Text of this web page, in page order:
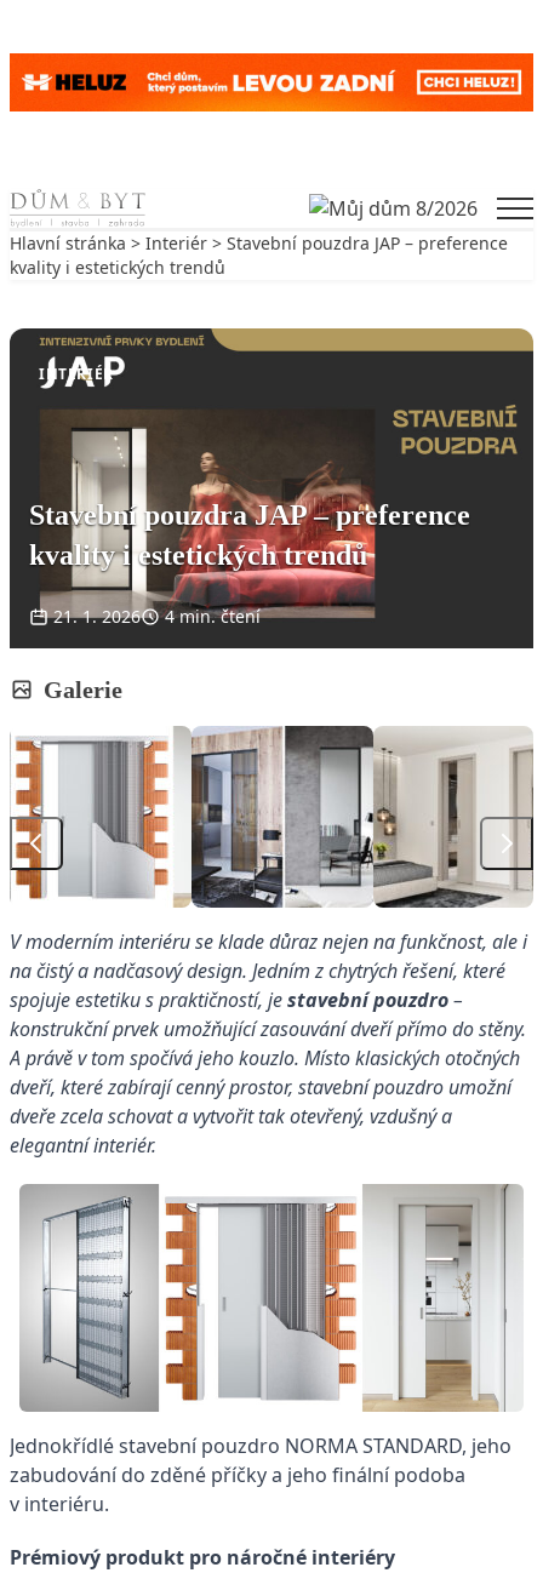
Skip to content
Hlavní stránka > Interiér > Stavební pouzdra JAP – preference
kvality i estetických trendů
INTERIÉR
Stavební pouzdra JAP – preference
kvality i estetických trendů
21. 1. 2026 4 min. čtení
Galerie
V moderním interiéru se klade důraz nejen na funkčnost, ale i
na čistý a nadčasový design. Jedním z chytrých řešení, které
spojuje estetiku s praktičností, jestavební pouzdro–
konstrukční prvek umožňující zasouvání dveří přímo do stěny.
A právě v tom spočívá jeho kouzlo. Místo klasických otočných
dveří, které zabírají cenný prostor, stavební pouzdro umožní
dveře zcela schovat a vytvořit tak otevřený, vzdušný a
elegantní interiér.
Jednokřídlé stavební pouzdro NORMA STANDARD, jeho
zabudování do zděné příčky a jeho finální podoba
v
Prémiový produkt pro náročné interiéry